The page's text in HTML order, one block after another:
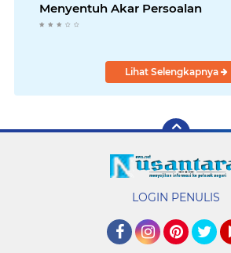
Menyentuh Akar Persoalan
Lihat Selengkapnya
LOGIN PENULIS